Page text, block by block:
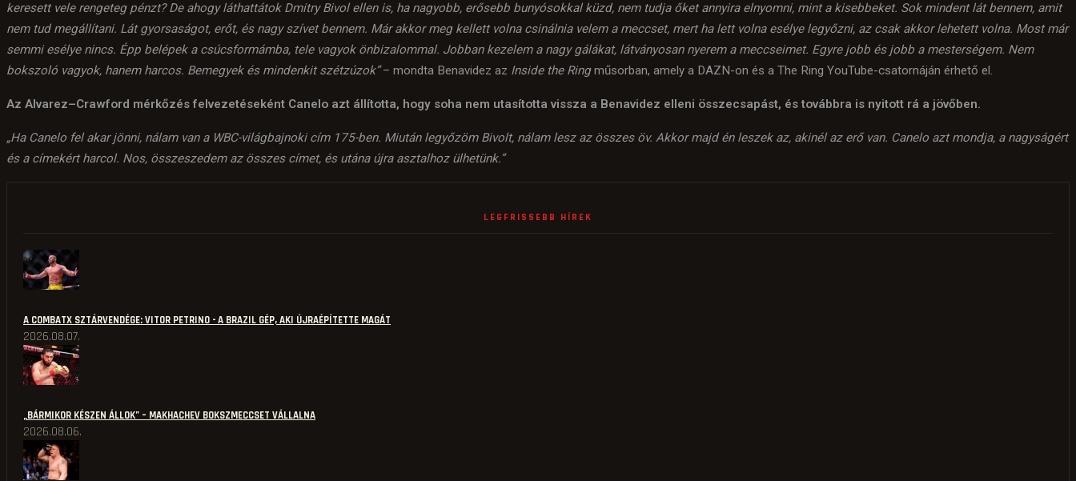
keresett vele rengeteg pénzt? De ahogy láthattátok Dmitry Bivol ellen is, ha nagyobb, erősebb bunyósokkal küzd, nem tudja őket annyira elnyomni, mint a kisebbeket. Sok mindent lát bennem, amit
nem tud megállítani. Lát gyorsaságot, erőt, és nagy szívet bennem. Már akkor meg kellett volna csinálnia velem a meccset, mert ha lett volna esélye legyőzni, az csak akkor lehetett volna. Most már
semmi esélye nincs. Épp belépek a csúcsformámba, tele vagyok önbizalommal. Jobban kezelem a nagy gálákat, látványosan nyerem a meccseimet. Egyre jobb és jobb a mesterségem. Nem
bokszoló vagyok, hanem harcos. Bemegyek és mindenkit szétzúzok”– mondta Benavidez az Inside the Ringműsorban, amely a DAZN-on és a The Ring YouTube-csatornáján érhető el.
Az Alvarez–Crawford mérkőzés felvezetéseként Canelo azt állította, hogy soha nem utasította vissza a Benavidez elleni összecsapást, és továbbra is nyitott rá a jövőben.
„Ha Canelo fel akar jönni, nálam van a WBC-világbajnoki cím 175-ben. Miután legyőzöm Bivolt, nálam lesz az összes öv. Akkor majd én leszek az, akinél az erő van. Canelo azt mondja, a nagyságért
és a címekért harcol. Nos, összeszedem az összes címet, és utána újra asztalhoz ülhetünk.”
LEGFRISSEBB HÍREK
A COMBATX SZTÁRVENDÉGE: VITOR PETRINO - A BRAZIL GÉP, AKI ÚJRAÉPÍTETTE MAGÁT
2026.08.07.
„BÁRMIKOR KÉSZEN ÁLLOK” – MAKHACHEV BOKSZMECCSET VÁLLALNA
2026.08.06.